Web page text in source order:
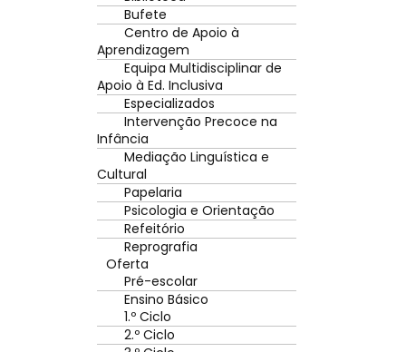
Bufete
Centro de Apoio à
Aprendizagem
Equipa Multidisciplinar de
Apoio à Ed. Inclusiva
Especializados
Intervenção Precoce na
Infância
Mediação Linguística e
Cultural
Papelaria
Psicologia e Orientação
Refeitório
Reprografia
Oferta
Pré-escolar
Ensino Básico
1.º Ciclo
2.º Ciclo